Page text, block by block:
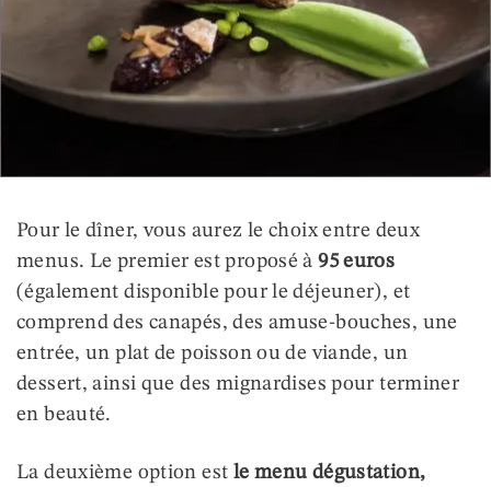
Pour le dîner, vous aurez le choix entre deux
menus. Le premier est proposé à95 euros
(également disponible pour le déjeuner), et
comprend des canapés, des amuse-bouches, une
entrée, un plat de poisson ou de viande, un
dessert, ainsi que des mignardises pour terminer
en beauté.
La deuxième option est le menu dégustation,